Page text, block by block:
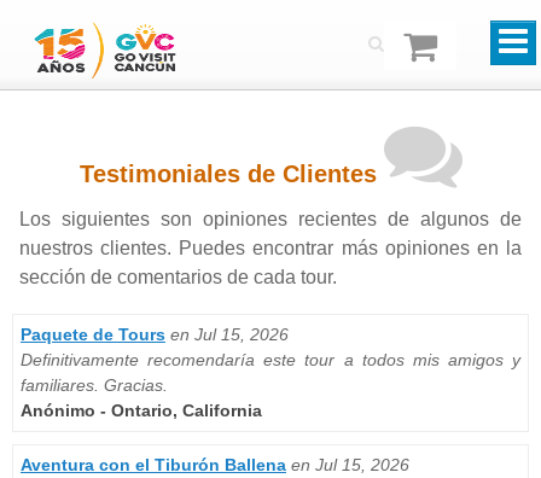
Testimoniales de Clientes
Los siguientes son opiniones recientes de algunos de
nuestros clientes. Puedes encontrar más opiniones en la
sección de comentarios de cada tour.
Paquete de Toursen Jul 15, 2026
Definitivamente recomendaría este tour a todos mis amigos y
familiares. Gracias.
Anónimo - Ontario, California
Aventura con el Tiburón Ballenaen Jul 15, 2026